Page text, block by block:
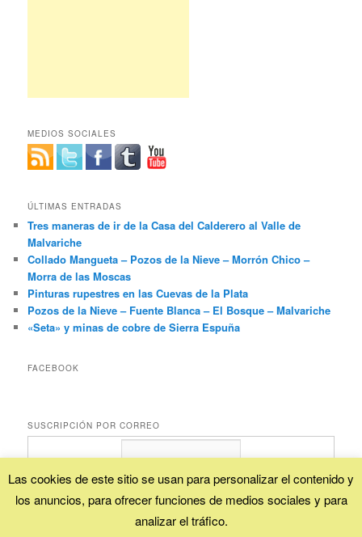
MEDIOS SOCIALES
ÚLTIMAS ENTRADAS
Tres maneras de ir de la Casa del Calderero al Valle de
Malvariche
Collado Mangueta – Pozos de la Nieve – Morrón Chico –
Morra de las Moscas
Pinturas rupestres en las Cuevas de la Plata
Pozos de la Nieve – Fuente Blanca – El Bosque – Malvariche
«Seta» y minas de cobre de Sierra Espuña
FACEBOOK
SUSCRIPCIÓN POR CORREO
Proporcionado porFeedBurner
Las cookies de este sitio se usan para personalizar el contenido y
los anuncios, para ofrecer funciones de medios sociales y para
analizar el tráfico.